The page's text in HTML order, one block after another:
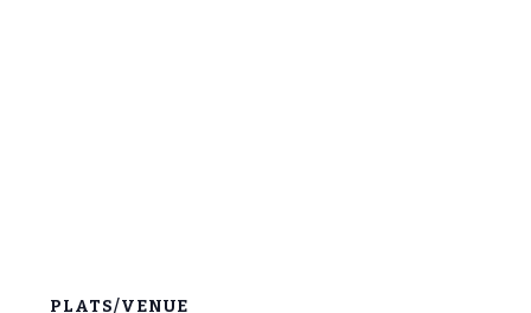
PLATS/VENUE